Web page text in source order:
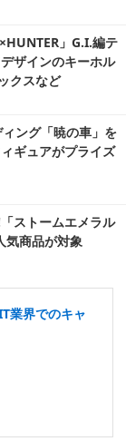
」G.I.編テ
ザインのキーホル
クスなど
ィング「暁の車」を
ギュアがプライズ
ストームエメラル
気商品が対象
業界でのキャ